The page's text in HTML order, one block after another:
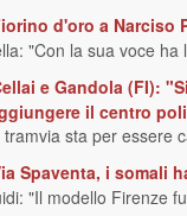
d'oro a Narciso
"Con la sua voce
e Gandola (FI):
il centro
sta per essere
Spaventa, i somali
"Il modello Firenze